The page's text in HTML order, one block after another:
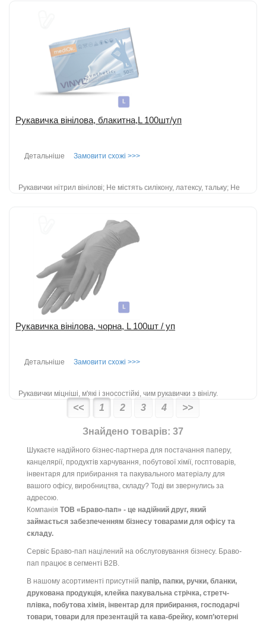
разових робіт в умов не агресивно...
Додати до порівняння
Рукавичка вінілова, блакитна,L 100шт/уп
Замовити схожі >>>
Детальніше
Рукавички нітрил вінілові; Не містять силікону, латексу, тальку; Не
Рукавичка вінілова, чорна, L 100шт / уп
Замовити схожі >>>
Детальніше
Рукавички міцніші, м'які і зносостійкі, чим рукавички з вінілу.
Рукавички з суміші нітрилу вінілу - це новий тип синтетичних
рукавичок, розроблен...
детальніше
Додати до порівняння
<< 1 2 3 4 >>
Знайдено товарів: 37
Шукаєте надійного бізнес-партнера для постачання паперу,
канцелярії, продуктів харчування, побутової хімії, госптоварів,
інвентаря для прибирання та пакувального матеріалу для
вашого офісу, виробництва, складу? Тоді ви звернулись за
адресою.
Компанія ТОВ «Браво-пап» - це надійний друг, який
займається забезпеченням бізнесу товарами для офісу та
складу.
Сервіс Браво-пап націлений на обслуговування бізнесу. Браво-
пап працює в сегменті B2B.
В нашому асортименті присутній папір, папки, ручки, бланки,
друкована продукція, клейка пакувальна стрічка, стретч-
плівка, побутова хімія, інвентар для прибирання, господарчі
товари, товари для презентацій та кава-брейку, комп’ютерні